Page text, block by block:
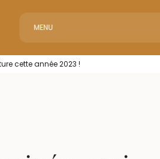
MENU
Home
cette année 2023 !